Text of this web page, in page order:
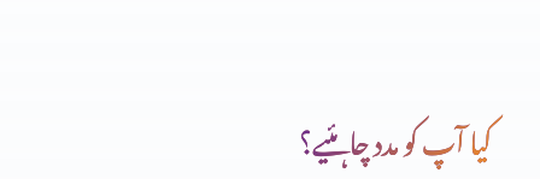
صحیح یا غلط ذہنیت (حصہ 2)
کیا آپ کو مدد چاہئیے؟